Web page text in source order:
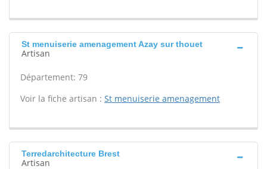
St menuiserie amenagement Azay sur thouet
Artisan
Département: 79
Voir la fiche artisan : St menuiserie amenagement
Terredarchitecture Brest
Artisan